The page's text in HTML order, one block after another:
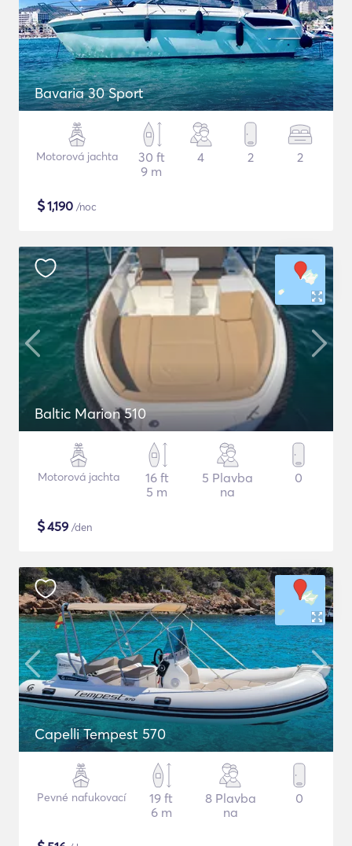
Bavaria 30 Sport
Motorová jachta
30 ft
9 m
4 2 2
$1,190 /noc
Baltic Marion 510
Motorová jachta
16 ft
5 m
5 Plavba
na
0
$459 /den
Capelli Tempest 570
Pevné nafukovací
19 ft
6 m
8 Plavba
na
0